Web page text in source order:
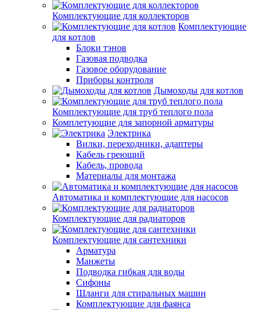
Комплектующие для коллекторов
Комплектующие
для котлов
Блоки тэнов
Газовая подводка
Газовое оборудование
Приборы контроля
Дымоходы для котлов
Комплектующие для труб теплого пола
Комплетующие для запорной арматуры
Электрика
Вилки, переходники, адаптеры
Кабель греющий
Кабель, провода
Материалы для монтажа
Автоматика и комплектующие для насосов
Комплектующие для радиаторов
Комплектующие для сантехники
Арматура
Манжеты
Подводка гибкая для воды
Сифоны
Шланги для стиральных машин
Комплектующие для фаянса